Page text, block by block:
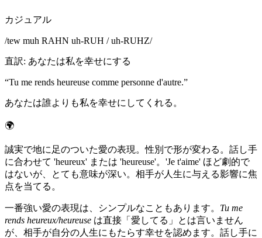
カジュアル
/tew muh RAHN uh-RUH / uh-RUHZ/
直訳: あなたは私を幸せにする
“Tu me rends heureuse comme personne d'autre.”
あなたは誰よりも私を幸せにしてくれる。
🌍
誠実で地に足のついた愛の表現。性別で形が変わる。話し手
に合わせて 'heureux' または 'heureuse'。'Je t'aime' ほど劇的で
はないが、とても意味が深い。相手が人生に与える影響に焦
点を当てる。
一番強い愛の表現は、シンプルなこともあります。 Tu me
rends heureux/heureuse は直接「愛してる」とは言いません
が、相手が自分の人生にもたらす幸せを認めます。話し手に